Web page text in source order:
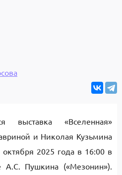
выставка «Вселенная»
и Николая Кузьмина
2025 года в 16:00 в
А.С. Пушкина («Мезонин»).